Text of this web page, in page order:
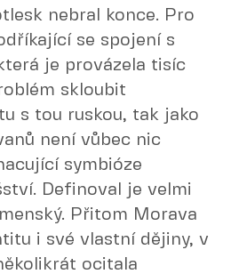
nebral konce. Pro
se spojení s
je provázela tisíc
skloubit
s tou ruskou, tak jako
není vůbec nic
symbióze
Definoval je velmi
Přitom Morava
i své vlastní dějiny, v
ocitala